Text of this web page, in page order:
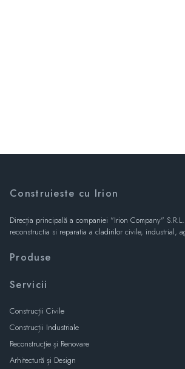
Construieste cu Irion
Direcția principală a companiei "Irion Company"
reconstructia si reparatia a cladirilor civile, industrial,
Produse
Servicii
Construcții Civile
Construcții Industriale
Reconstrucție și Renovare
Arhitectură și Design